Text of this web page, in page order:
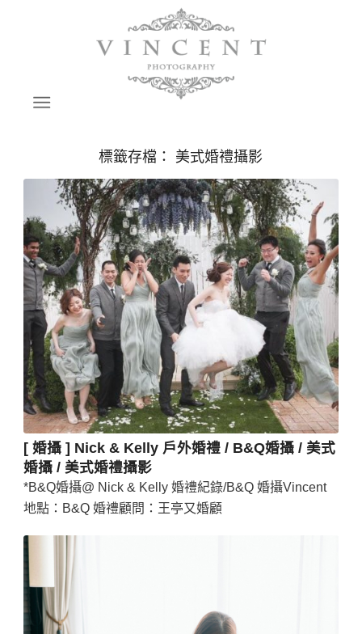
標籤存檔： 美式婚禮攝影
[ 婚攝 ] Nick & Kelly 戶外婚禮 / B&Q婚攝 / 美式
婚攝 / 美式婚禮攝影
*B&Q婚攝@ Nick & Kelly 婚禮紀錄/B&Q 婚攝Vincent
地點：B&Q 婚禮顧問：王亭又婚顧